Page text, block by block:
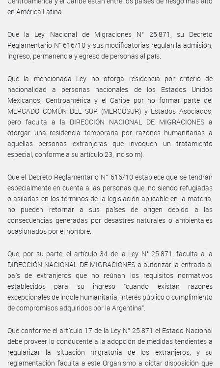
en América Latina.
Que la Ley Nacional de Migraciones N° 25.871, su Decreto
Reglamentario N° 616/10 y sus modificatorias regulan la admisión,
ingreso, permanencia y egreso de personas al país.
Que la mencionada Ley no otorga residencia por criterio de
nacionalidad a personas nacionales de los Estados Unidos
Mexicanos, Centroamérica y el Caribe por no formar parte del
MERCADO COMÚN DEL SUR (MERCOSUR) y Estados Asociados,
pero faculta a la DIRECCIÓN NACIONAL DE MIGRACIONES a
otorgar una residencia temporaria por razones humanitarias a
aquellas personas extranjeras que invoquen un tratamiento
especial, conforme a su artículo 23, inciso m).
Que el Decreto Reglamentario N° 616/10 establece que se tendrán
especialmente en cuenta a las personas que, no siendo refugiadas
o asiladas en los términos de la legislación aplicable en la materia,
no pueden retornar a sus países de origen debido a las
consecuencias generadas por desastres naturales o ambientales
ocasionados por el hombre.
Que, por su parte, el artículo 34 de la Ley N° 25.871, faculta a la
DIRECCIÓN NACIONAL DE MIGRACIONES a autorizar la entrada al
país de extranjeros que no reúnan los requisitos normativos
establecidos para su ingreso “cuando existan razones
excepcionales de índole humanitaria, interés público o cumplimiento
de compromisos adquiridos por la Argentina”.
Que conforme el artículo 17 de la Ley N° 25.871 el Estado Nacional
debe proveer lo conducente a la adopción de medidas tendientes a
regularizar la situación migratoria de los extranjeros, y su
reglamentación faculta a este Organismo a dictar disposición que